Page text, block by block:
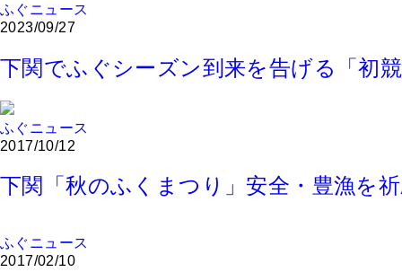
ふぐニュース
2023/09/27
下関でふぐシーズン到来を告げる「初
ふぐニュース
2017/10/12
下関「秋のふくまつり」安全・豊漁を
ふぐニュース
2017/02/10